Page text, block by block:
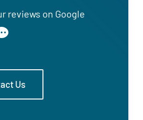
reviews on Google
Us